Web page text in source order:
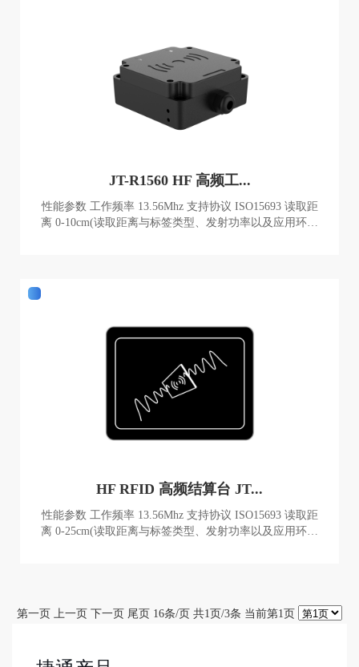
JT-R1560 HF 高频工...
性能参数 工作频率 13.56Mhz 支持协议 ISO15693 读取距
离 0-10cm(读取距离与标签类型、发射功率以及应用环境
HF RFID 高频结算台 JT...
性能参数 工作频率 13.56Mhz 支持协议 ISO15693 读取距
离 0-25cm(读取距离与标签类型、发射功率以及应用环境
第一页 上一页 下一页 尾页 16条/页 共1页/3条 当前第1页